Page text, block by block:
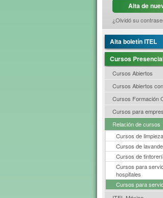
Alta de
¿Olvidó su
Alta boletín ITEL
Cursos
Cursos Abiertos
Cursos Abiertos
Cursos Formación
Cursos para
Relación de cursos
Cursos de
Cursos de
Cursos de
Cursos para
hospitales
Cursos para